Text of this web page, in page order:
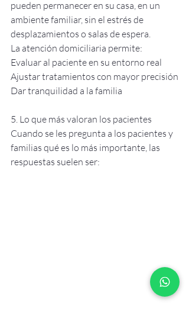
pueden permanecer en su casa, en un
ambiente familiar, sin el estrés de
desplazamientos o salas de espera.
La atención domiciliaria permite:
Evaluar al paciente en su entorno real
Ajustar tratamientos con mayor precisión
Dar tranquilidad a la familia
5. Lo que más valoran los pacientes
Cuando se les pregunta a los pacientes y
familias qué es lo más importante, las
respuestas suelen ser: